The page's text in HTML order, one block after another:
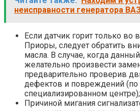
неисправности генератора
Если датчик горит только
Приоры, следует обратить
масла. В случае, когда
желательно произвести
предварительно проверив
дефектов и повреждений
специализированном центре);
Причиной мигания